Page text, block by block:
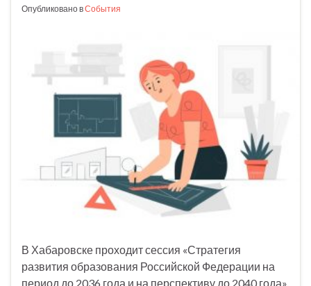
Опубликовано вСобытия
В Хабаровске проходит сессия «Стратегия
развития образования Российской Федерации на
период до 2036 года и на перспективу до 2040 года».